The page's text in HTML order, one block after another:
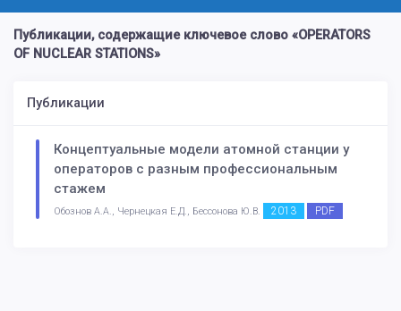
Публикации, содержащие ключевое слово «OPERATORS
OF NUCLEAR STATIONS»
Публикации
Концептуальные модели атомной станции у
операторов с разным профессиональным
стажем
Обознов А.А., Чернецкая Е.Д., Бессонова Ю.В. 2013 PDF